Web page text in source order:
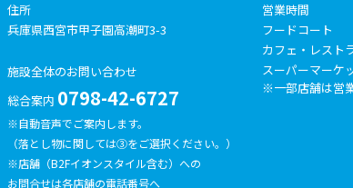
住所
兵庫県西宮市甲子園高潮町3-3
施設全体のお問い合わせ
総合案内 0798-42-6727
※自動音声でご案内します。
（落とし物に関しては③をご選択ください。）
※店舗（B2Fイオンスタイル含む）への
お問合せは各店舗の電話番号へ
営業時間
フードコート
カフェ・レスト
スーパーマーケ
一部店舗は営